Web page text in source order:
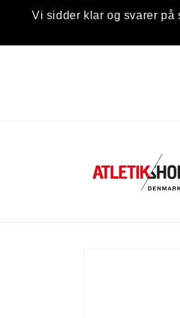
Vi sidder klar og svarer på
Gå til
indhold